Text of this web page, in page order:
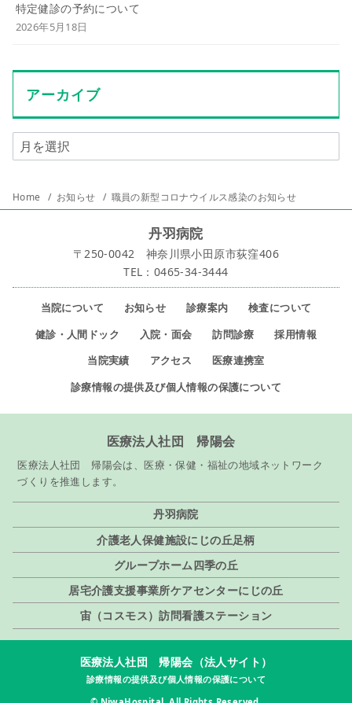
特定健診の予約について
2026年5月18日
アーカイブ
Home お知らせ 職員の新型コロナウイルス感染のお知らせ
丹羽病院
〒250-0042 神奈川県小田原市荻窪406
TEL：0465-34-3444
当院について お知らせ 診療案内
検査について
健診・人間ドック
入院・面会 訪問診療
採用情報
当院実績
アクセス
医療連携室
診療情報の提供及び個人情報の保護について
医療法人社団 帰陽会
医療法人社団 帰陽会は、医療・保健・福祉の地域ネットワーク
づくりを推進します。
丹羽病院
介護老人保健施設にじの丘足柄
グループホーム四季の丘
居宅介護支援事業所ケアセンターにじの丘
宙（コスモス）訪問看護ステーション
医療法人社団 帰陽会（法人サイト）
診療情報の提供及び個人情報の保護について